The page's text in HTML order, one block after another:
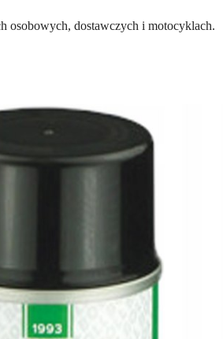
osobowych, dostawczych i motocyklach.